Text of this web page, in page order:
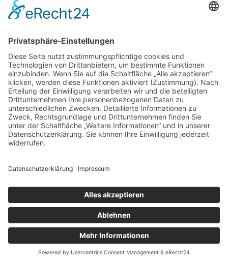
KONTAKT
Angebot in 24 Stunden
Senden Sie eine Liste Ihrer Messmittel (Art, Bereich, Anzahl).
Sie erhalten ein verbindliches Festpreis-Angebot — DAkkS
oder Werkskalibrierung, je Bedarf. Versand über Nacht —
bundesweit; eilige Aufträge kündigen Sie am besten
telefonisch an.
E-Mail mit Messmittel-Liste senden
Zum Kontaktformular
Vertraulichkeit garantiert. Lieber zurückrufen lassen?
Telefonnummer per E-Mail genügt.
Telefon
+49 781 9904727